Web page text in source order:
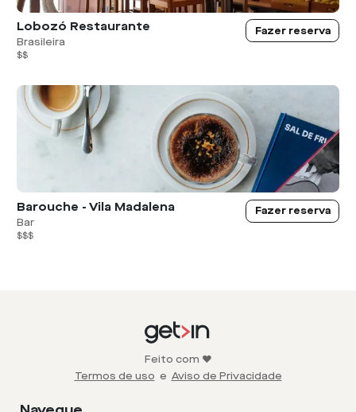
Lobozó Restaurante
Brasileira
$$
Fazer reserva
Barouche - Vila Madalena
Bar
$$$
Fazer reserva
Feito com ❤️
Termos de uso e Aviso de Privacidade